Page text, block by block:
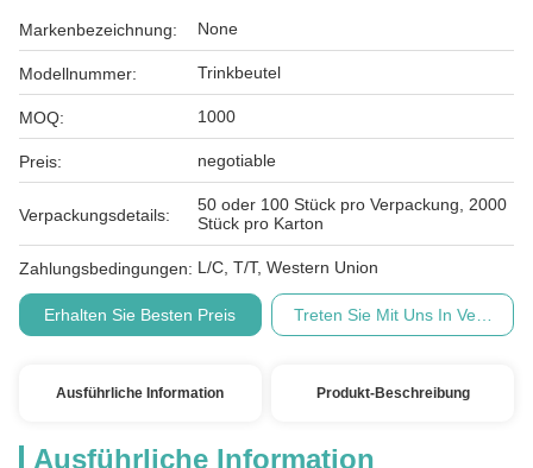
Markenbezeichnung: None
Modellnummer: Trinkbeutel
MOQ: 1000
Preis: negotiable
Verpackungsdetails:
50 oder 100 Stück pro Verpackung, 2000
Stück pro Karton
Zahlungsbedingungen: L/C, T/T, Western Union
Erhalten Sie Besten Preis Treten Sie Mit Uns In
Ausführliche Information Produkt-Beschreibung
Ausführliche Information